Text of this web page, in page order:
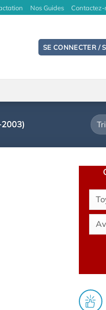
Nos Guides Contactez-
SE CONNECTER /
2003)